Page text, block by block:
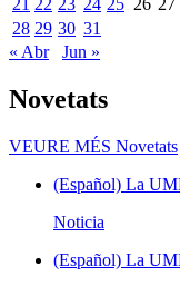
28 29 30 31
« Abr
Jun »
Novetats
VEURE MÉS Novetats
(Español) La
Noticia
(Español) La